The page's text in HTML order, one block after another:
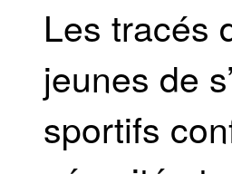
Les tracés
jeunes de
sportifs